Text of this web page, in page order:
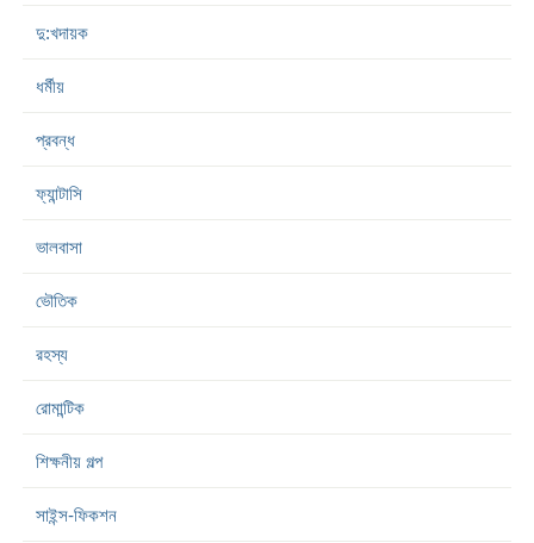
দু:খদায়ক
ধর্মীয়
প্রবন্ধ
ফ্যান্টাসি
ভালবাসা
ভৌতিক
রহস্য
রোমান্টিক
শিক্ষনীয় গল্প
সাইন্স-ফিকশন